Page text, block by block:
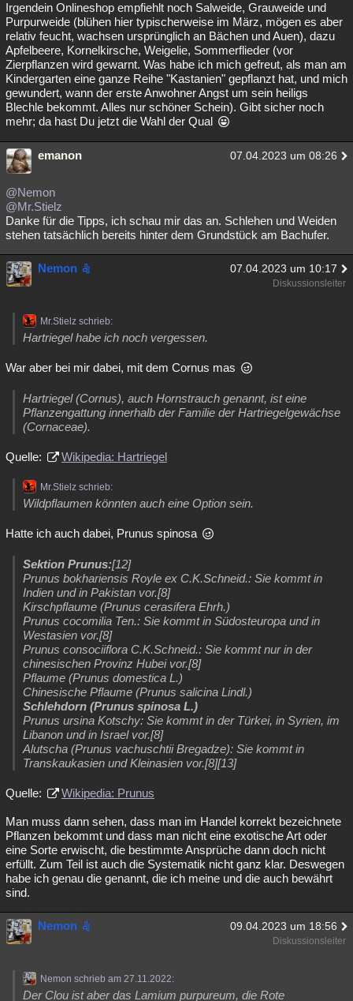
Irgendein Onlineshop empfiehlt noch Salweide, Grauweide und
Purpurweide (blühen hier typischerweise im März, mögen es aber
relativ feucht, wachsen ursprünglich an Bächen und Auen), dazu
Apfelbeere, Kornelkirsche, Weigelie, Sommerflieder (vor
Zierpflanzen wird gewarnt. Was habe ich mich gefreut, als man am
Kindergarten eine ganze Reihe "Kastanien" gepflanzt hat, und mich
gewundert, wann der erste Anwohner Angst um sein heiligs
Blechle bekommt. Alles nur schöner Schein). Gibt sicher noch
mehr; da hast Du jetzt die Wahl der Qual
emanon 07.04.2023 um 08:26
@Nemon
@Mr.Stielz
Danke für die Tipps, ich schau mir das an. Schlehen und Weiden
stehen tatsächlich bereits hinter dem Grundstück am Bachufer.
Nemon 07.04.2023 um 10:17
Diskussionsleiter
Mr.Stielz schrieb:
Hartriegel habe ich noch vergessen.
War aber bei mir dabei, mit dem Cornus mas
Hartriegel (Cornus), auch Hornstrauch genannt, ist eine
Pflanzengattung innerhalb der Familie der Hartriegelgewächse
(Cornaceae).
Quelle: Wikipedia: Hartriegel
Mr.Stielz schrieb:
Wildpflaumen könnten auch eine Option sein.
Hatte ich auch dabei, Prunus spinosa
Sektion Prunus:[12]
Prunus bokhariensis Royle ex C.K.Schneid.: Sie kommt in
Indien und in Pakistan vor.[8]
Kirschpflaume (Prunus cerasifera Ehrh.)
Prunus cocomilia Ten.: Sie kommt in Südosteuropa und in
Westasien vor.[8]
Prunus consociiflora C.K.Schneid.: Sie kommt nur in der
chinesischen Provinz Hubei vor.[8]
Pflaume (Prunus domestica L.)
Chinesische Pflaume (Prunus salicina Lindl.)
Schlehdorn (Prunus spinosa L.)
Prunus ursina Kotschy: Sie kommt in der Türkei, in Syrien, im
Libanon und in Israel vor.[8]
Alutscha (Prunus vachuschtii Bregadze): Sie kommt in
Transkaukasien und Kleinasien vor.[8][13]
Quelle: Wikipedia: Prunus
Man muss dann sehen, dass man im Handel korrekt bezeichnete
Pflanzen bekommt und dass man nicht eine exotische Art oder
eine Sorte erwischt, die bestimmte Ansprüche dann doch nicht
erfüllt. Zum Teil ist auch die Systematik nicht ganz klar. Deswegen
habe ich genau die genannt, die ich meine und die auch bewährt
sind.
Nemon 09.04.2023 um 18:56
Diskussionsleiter
Nemon schrieb am 27.11.2022:
Der Clou ist aber das Lamium purpureum, die Rote